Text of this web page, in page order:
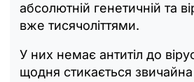
абсолютній генетичній та
вже тисячоліттями.
У них немає антитіл до
щодня стикається